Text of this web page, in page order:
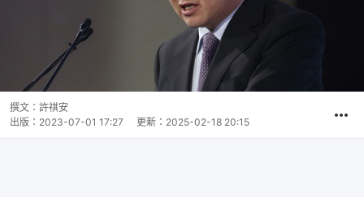
撰文： 許祺安
出版： 2023-07-01 17:27 更新： 2025-02-18 20:15